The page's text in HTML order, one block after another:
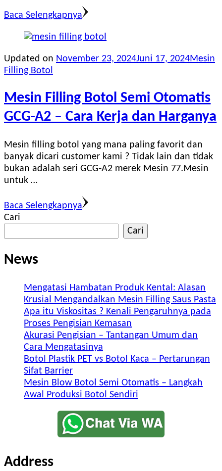
Baca Selengkapnya
Updated on November 23, 2024Juni 17, 2024Mesin
Filling Botol
Mesin Filling Botol Semi Otomatis
GCG-A2 – Cara Kerja dan Harganya
Mesin filling botol yang mana paling favorit dan
banyak dicari customer kami ? Tidak lain dan tidak
bukan adalah seri GCG-A2 merek Mesin 77.Mesin
untuk …
Baca Selengkapnya
Cari
Cari
News
Mengatasi Hambatan Produk Kental: Alasan
Krusial Mengandalkan Mesin Filling Saus Pasta
Apa itu Viskositas ? Kenali Pengaruhnya pada
Proses Pengisian Kemasan
Akurasi Pengisian – Tantangan Umum dan
Cara Mengatasinya
Botol Plastik PET vs Botol Kaca – Pertarungan
Sifat Barrier
Mesin Blow Botol Semi Otomatis – Langkah
Awal Produksi Botol Sendiri
Address